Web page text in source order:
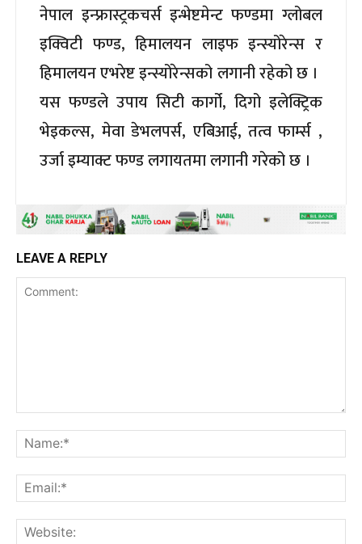
नेपाल इन्फ्रास्ट्रकचर्स इन्भेष्टमेन्ट फण्डमा ग्लोबल
इक्विटी फण्ड, हिमालयन लाइफ इन्स्योरेन्स र
हिमालयन एभरेष्ट इन्स्योरेन्सको लगानी रहेको छ ।
यस फण्डले उपाय सिटी कार्गो, दिगो इलेक्ट्रिक
भेइकल्स, मेवा डेभलपर्स, एबिआई, तत्व फार्म्स ,
उर्जा इम्याक्ट फण्ड लगायतमा लगानी गरेको छ ।
LEAVE A REPLY